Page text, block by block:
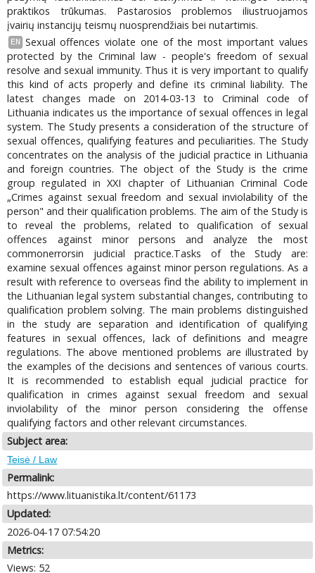
praktikos trūkumas. Pastarosios problemos iliustruojamos
įvairių instancijų teismų nuosprendžiais bei nutartimis.
EN
Sexual offences violate one of the most important values
protected by the Criminal law - people's freedom of sexual
resolve and sexual immunity. Thus it is very important to qualify
this kind of acts properly and define its criminal liability. The
latest changes made on 2014-03-13 to Criminal code of
Lithuania indicates us the importance of sexual offences in legal
system. The Study presents a consideration of the structure of
sexual offences, qualifying features and peculiarities. The Study
concentrates on the analysis of the judicial practice in Lithuania
and foreign countries. The object of the Study is the crime
group regulated in XXI chapter of Lithuanian Criminal Code
„Crimes against sexual freedom and sexual inviolability of the
person" and their qualification problems. The aim of the Study is
to reveal the problems, related to qualification of sexual
offences against minor persons and analyze the most
commonerrorsin judicial practice.Tasks of the Study are:
examine sexual offences against minor person regulations. As a
result with reference to overseas find the ability to implement in
the Lithuanian legal system substantial changes, contributing to
qualification problem solving. The main problems distinguished
in the study are separation and identification of qualifying
features in sexual offences, lack of definitions and meagre
regulations. The above mentioned problems are illustrated by
the examples of the decisions and sentences of various courts.
It is recommended to establish equal judicial practice for
qualification in crimes against sexual freedom and sexual
inviolability of the minor person considering the offense
qualifying factors and other relevant circumstances.
Subject area:
Teisė / Law
Permalink:
https://www.lituanistika.lt/content/61173
Updated:
2026-04-17 07:54:20
Metrics:
Views: 52